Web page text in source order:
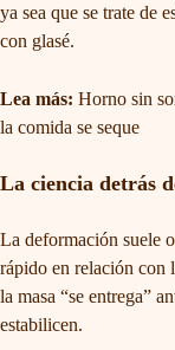
ya sea que se trate de
con glasé.
Lea más: Horno sin
la comida se seque
La ciencia detrás
La deformación suele
rápido en relación con
la masa “se entrega”
estabilicen.